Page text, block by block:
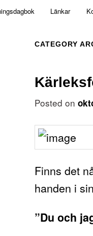
Länkar
CATEGORY
Posted on
Finns det
handen i
”Du och